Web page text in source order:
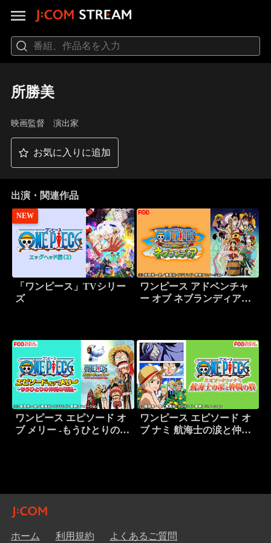
所勝美
映画監督 演出家
お気に入りに追加
出演・関連作品
NEW
「ワンピース」TVシリー
ズ
ワンピース アドベンチャ
ー オブ ネブランディア
ワンピース エピソード オ
ブ メリー -もうひとりの仲
ワンピース エピソード オ
ブ ナミ 航海士の涙と仲間
ホーム 利用規約 よくあるご質問